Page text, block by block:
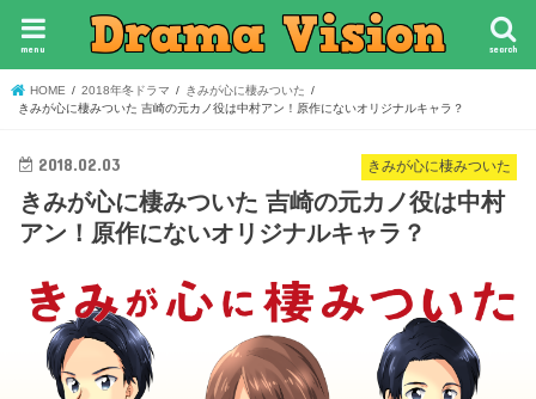
search
menu
HOME 2018年冬ドラマ
きみが心に棲みついた
きみが心に棲みついた 吉崎の元カノ役は中村アン！原作にないオリジナルキャラ？
きみが心に棲みついた
2018.02.03
きみが心に棲みついた 吉崎の元カノ役は中村
アン！原作にないオリジナルキャラ？